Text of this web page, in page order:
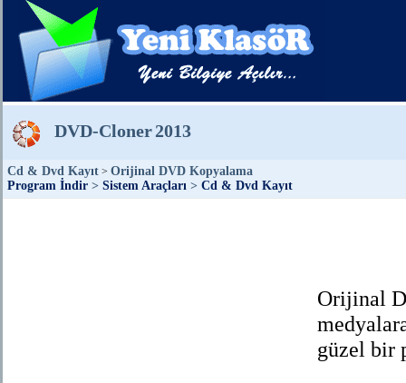
DVD-Cloner2013
Cd & Dvd Kayıt > Orijinal DVD Kopyalama
Program İndir > Sistem Araçları > Cd & Dvd Kayıt
Orijinal
güzel bir